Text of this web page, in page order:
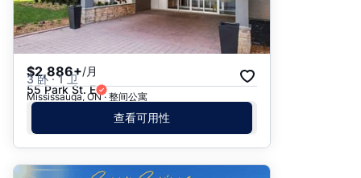
$2,886+/月
3 卧 · 1 卫
55 Park St. E
Mississauga, ON · 整间公寓
查看可用性